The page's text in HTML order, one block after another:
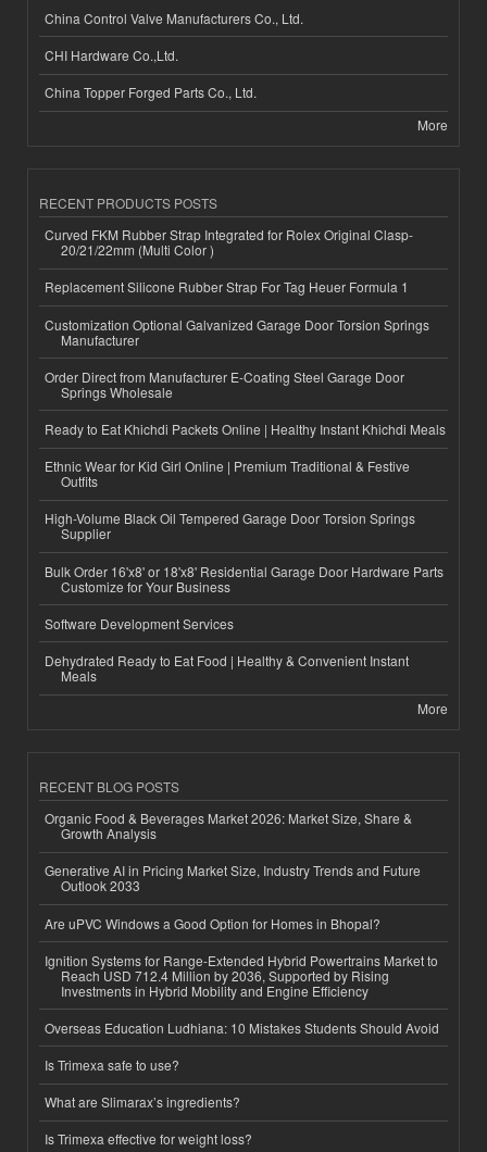
China Control Valve Manufacturers Co., Ltd.
CHI Hardware Co.,Ltd.
China Topper Forged Parts Co., Ltd.
More
RECENT PRODUCTS POSTS
Curved FKM Rubber Strap Integrated for Rolex Original Clasp-
20/21/22mm (Multi Color )
Replacement Silicone Rubber Strap For Tag Heuer Formula 1
Customization Optional Galvanized Garage Door Torsion Springs
Manufacturer
Order Direct from Manufacturer E-Coating Steel Garage Door
Springs Wholesale
Ready to Eat Khichdi Packets Online | Healthy Instant Khichdi Meals
Ethnic Wear for Kid Girl Online | Premium Traditional & Festive
Outfits
High-Volume Black Oil Tempered Garage Door Torsion Springs
Supplier
Bulk Order 16'x8' or 18'x8' Residential Garage Door Hardware Parts
Customize for Your Business
Software Development Services
Dehydrated Ready to Eat Food | Healthy & Convenient Instant
Meals
More
RECENT BLOG POSTS
Organic Food & Beverages Market 2026: Market Size, Share &
Growth Analysis
Generative AI in Pricing Market Size, Industry Trends and Future
Outlook 2033
Are uPVC Windows a Good Option for Homes in Bhopal?
Ignition Systems for Range-Extended Hybrid Powertrains Market to
Reach USD 712.4 Million by 2036, Supported by Rising
Investments in Hybrid Mobility and Engine Efficiency
Overseas Education Ludhiana: 10 Mistakes Students Should Avoid
Is Trimexa safe to use?
What are Slimarax’s ingredients?
Is Trimexa effective for weight loss?